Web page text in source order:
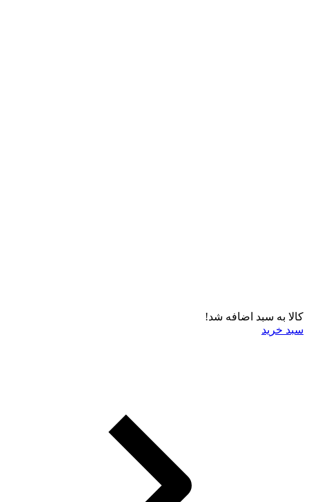
کالا به سبد اضافه شد!
سبد خرید